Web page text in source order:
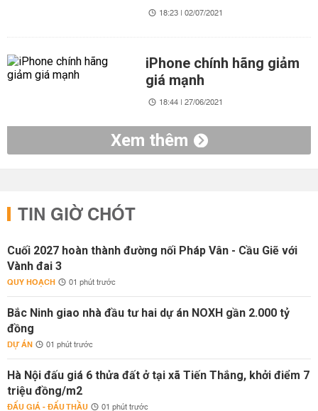
18:23 | 02/07/2021
iPhone chính hãng giảm
giá mạnh
18:44 | 27/06/2021
Xem thêm
TIN GIỜ CHÓT
Cuối 2027 hoàn thành đường nối Pháp Vân - Cầu Giẽ với
Vành đai 3
QUY HOẠCH 01 phút trước
Bắc Ninh giao nhà đầu tư hai dự án NOXH gần 2.000 tỷ
đồng
DỰ ÁN 01 phút trước
Hà Nội đấu giá 6 thửa đất ở tại xã Tiến Thắng, khởi điểm 7
triệu đồng/m2
ĐẤU GIÁ - ĐẤU THẦU 01 phút trước